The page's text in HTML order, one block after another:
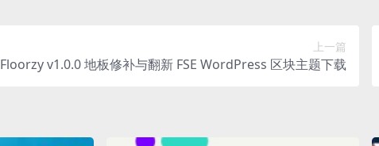
上一篇
Floorzy v1.0.0 地板修补与翻新 FSE WordPress 区块主题下载